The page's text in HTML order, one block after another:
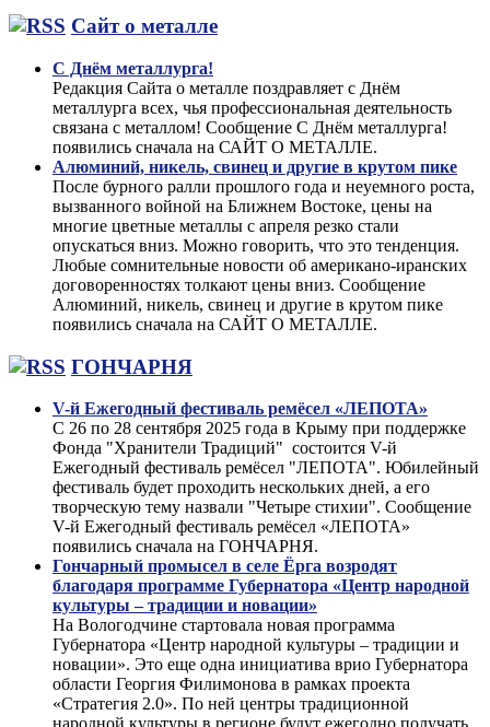
Сайт о металле
С Днём металлурга!
Редакция Сайта о металле поздравляет с Днём
металлурга всех, чья профессиональная деятельность
связана с металлом! Сообщение С Днём металлурга!
появились сначала на САЙТ О МЕТАЛЛЕ.
Алюминий, никель, свинец и другие в крутом пике
После бурного ралли прошлого года и неуемного роста,
вызванного войной на Ближнем Востоке, цены на
многие цветные металлы с апреля резко стали
опускаться вниз. Можно говорить, что это тенденция.
Любые сомнительные новости об американо-иранских
договоренностях толкают цены вниз. Сообщение
Алюминий, никель, свинец и другие в крутом пике
появились сначала на САЙТ О МЕТАЛЛЕ.
ГОНЧАРНЯ
V-й Ежегодный фестиваль ремёсел «ЛЕПОТА»
С 26 по 28 сентября 2025 года в Крыму при поддержке
Фонда "Хранители Традиций" состоится V-й
Ежегодный фестиваль ремёсел "ЛЕПОТА". Юбилейный
фестиваль будет проходить нескольких дней, а его
творческую тему назвали "Четыре стихии". Сообщение
V-й Ежегодный фестиваль ремёсел «ЛЕПОТА»
появились сначала на ГОНЧАРНЯ.
Гончарный промысел в селе Ёрга возродят
благодаря программе Губернатора «Центр народной
культуры – традиции и новации»
На Вологодчине стартовала новая программа
Губернатора «Центр народной культуры – традиции и
новации». Это еще одна инициатива врио Губернатора
области Георгия Филимонова в рамках проекта
«Стратегия 2.0». По ней центры традиционной